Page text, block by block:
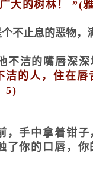
大的树林！ ”(
不止息的恶物，
不洁的嘴唇深深
的人，住在唇
5)
手中拿着钳子
了你的口唇，